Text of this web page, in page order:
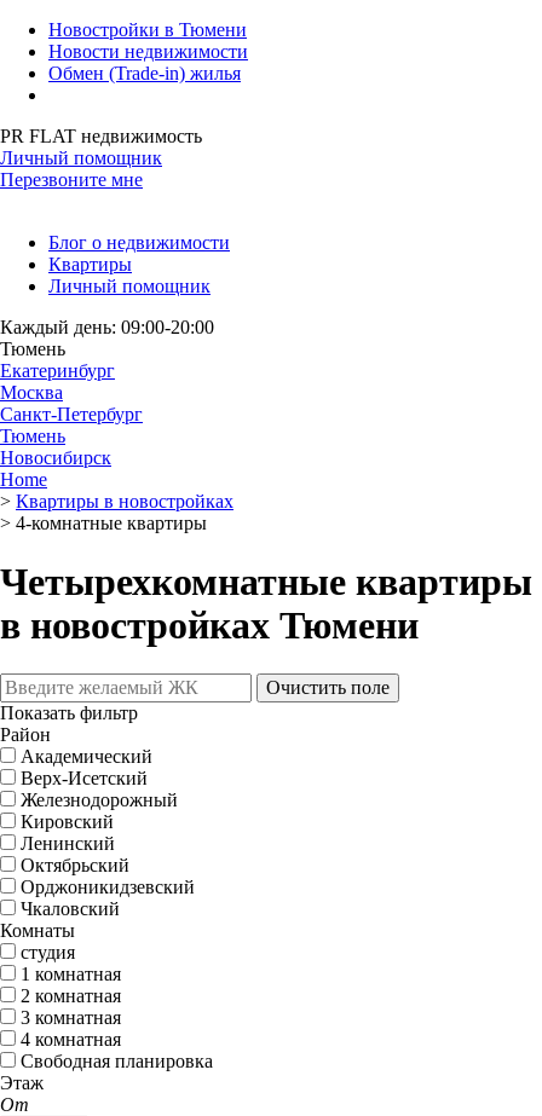
Новостройки в Тюмени
Новости недвижимости
Обмен (Trade-in) жилья
PR FLAT недвижимость
Личный помощник
Перезвоните мне
Блог о недвижимости
Квартиры
Личный помощник
Каждый день: 09:00-20:00
Тюмень
Екатеринбург
Москва
Санкт-Петербург
Тюмень
Новосибирск
Home
> Квартиры в новостройках
> 4-комнатные квартиры
Четырехкомнатные квартиры
в новостройках Тюмени
Очистить поле
Показать фильтр
Район
Академический
Верх-Исетский
Железнодорожный
Кировский
Ленинский
Октябрьский
Орджоникидзевский
Чкаловский
Комнаты
студия
1 комнатная
2 комнатная
3 комнатная
4 комнатная
Свободная планировка
Этаж
От